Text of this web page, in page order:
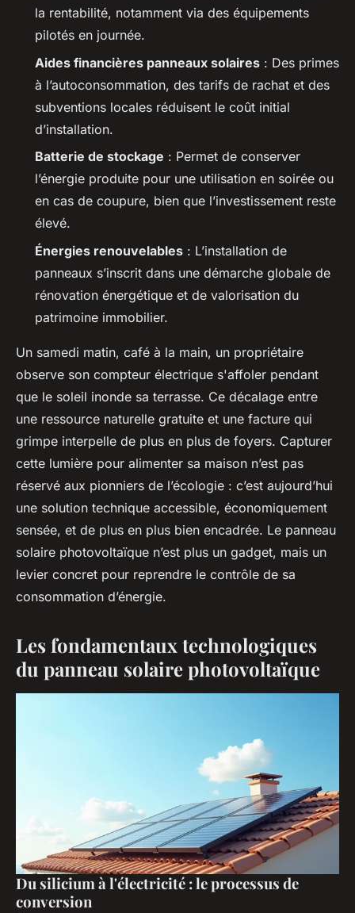
la rentabilité, notamment via des équipements
pilotés en journée.
Aides financières panneaux solaires : Des primes
à l’autoconsommation, des tarifs de rachat et des
subventions locales réduisent le coût initial
d’installation.
Batterie de stockage : Permet de conserver
l’énergie produite pour une utilisation en soirée ou
en cas de coupure, bien que l’investissement reste
élevé.
Énergies renouvelables : L’installation de
panneaux s’inscrit dans une démarche globale de
rénovation énergétique et de valorisation du
patrimoine immobilier.
Un samedi matin, café à la main, un propriétaire
observe son compteur électrique s'affoler pendant
que le soleil inonde sa terrasse. Ce décalage entre
une ressource naturelle gratuite et une facture qui
grimpe interpelle de plus en plus de foyers. Capturer
cette lumière pour alimenter sa maison n’est pas
réservé aux pionniers de l’écologie : c’est aujourd’hui
une solution technique accessible, économiquement
sensée, et de plus en plus bien encadrée. Le panneau
solaire photovoltaïque n’est plus un gadget, mais un
levier concret pour reprendre le contrôle de sa
consommation d’énergie.
Les fondamentaux technologiques
du panneau solaire photovoltaïque
Du silicium à l'électricité : le processus de
conversion